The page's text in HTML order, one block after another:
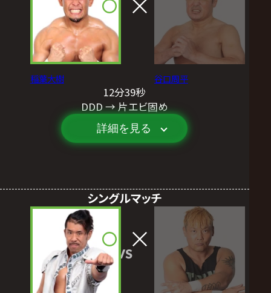
稲葉大樹 谷口周平
12分39秒
DDD → 片エビ固め
詳細を見る
シングルマッチ
VS